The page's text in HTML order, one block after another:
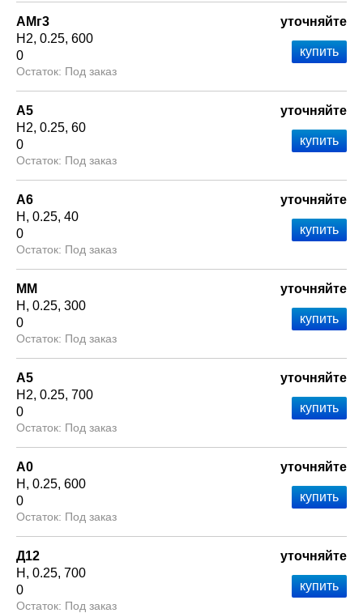
АМг3
Н2 0.25 600
0
Под заказ
уточняйте
А5
Н2 0.25 60
0
Под заказ
уточняйте
А6
Н
0.25 40
0
Под заказ
уточняйте
ММ
Н
0.25 300
0
Под заказ
уточняйте
А5
Н2 0.25 700
0
Под заказ
уточняйте
А0
Н
0.25 600
0
Под заказ
уточняйте
Д12
Н
0.25 700
0
Под заказ
уточняйте